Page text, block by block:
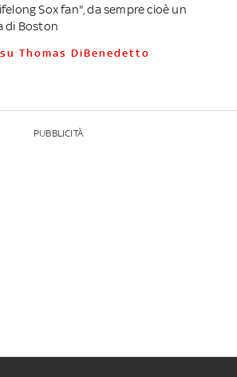
Sox fan", da sempre cioè un
di Boston
Thomas DiBenedetto
PUBBLICITÀ